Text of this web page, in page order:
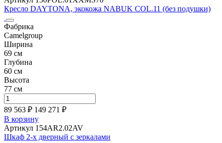
Кресло DAYTONA, экокожа NABUK COL.11 (без подушки)
Фабрика
Camelgroup
Ширина
69 см
Глубина
60 см
Высота
77 см
89 563 ₽ 149 271 ₽
В корзину
Артикул 154AR2.02AV
Шкаф 2-х дверный с зеркалами